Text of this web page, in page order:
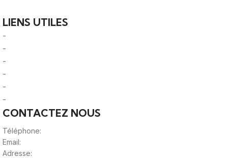
LIENS UTILES
-
-
-
-
-
-
CONTACTEZ NOUS
Téléphone:
Email:
Adresse: